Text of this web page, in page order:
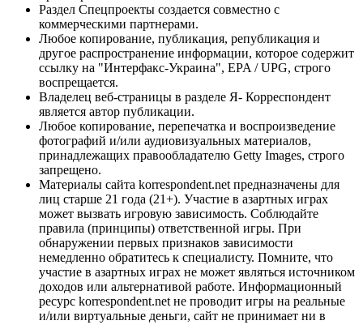
Раздел Спецпроекты создается совместно с
коммерческими партнерами.
Любое копирование, публикация, републикация и
другое распространение информации, которое содержит
ссылку на "Интерфакс-Украина", EPA / UPG, строго
воспрещается.
Владелец веб-страницы в разделе Я- Корреспондент
является автор публикации.
Любое копирование, перепечатка и воспроизведение
фотографий и/или аудиовизуальных материалов,
принадлежащих правообладателю Getty Images, строго
запрещено.
Материалы сайта korrespondent.net предназначены для
лиц старше 21 года (21+). Участие в азартных играх
может вызвать игровую зависимость. Соблюдайте
правила (принципы) ответственной игры. При
обнаружении первых признаков зависимости
немедленно обратитесь к специалисту. Помните, что
участие в азартных играх не может являться источником
доходов или альтернативой работе. Информационный
ресурс korrespondent.net не проводит игры на реальные
и/или виртуальные деньги, сайт не принимает ни в